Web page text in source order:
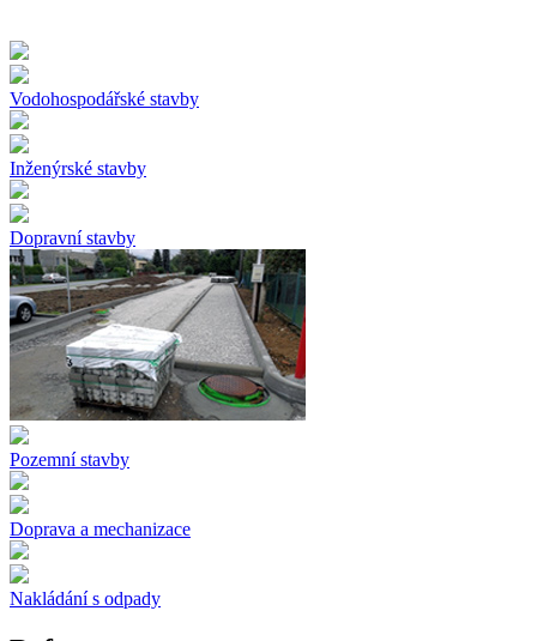
Vodohospodářské stavby
Inženýrské stavby
Dopravní stavby
Pozemní stavby
Doprava a mechanizace
Nakládání s odpady